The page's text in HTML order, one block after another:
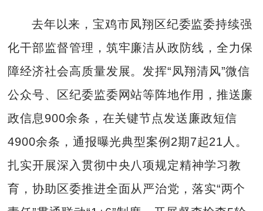
去年以来，宝鸡市凤翔区纪委监委持续强
化干部监督管理，筑牢廉洁从政防线，全力保
障经济社会高质量发展。发挥“凤翔清风”微信
公众号、区纪委监委网站等阵地作用，推送廉
政信息900余条，在关键节点发送廉政短信
4900余条，通报曝光典型案例2期7起21人。
扎实开展深入贯彻中央八项规定精神学习教
育，协助区委推进全面从严治党，落实“两个